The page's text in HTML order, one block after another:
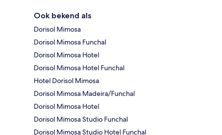
Ook bekend als
Dorisol Mimosa
Dorisol Mimosa Funchal
Dorisol Mimosa Hotel
Dorisol Mimosa Hotel Funchal
Hotel Dorisol Mimosa
Dorisol Mimosa Madeira/Funchal
Dorisol Mimosa Hotel
Dorisol Mimosa Studio Funchal
Dorisol Mimosa Studio Hotel Funchal